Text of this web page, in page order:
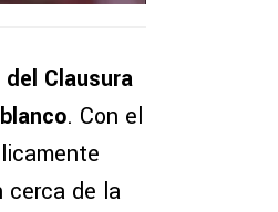
Clausura
. Con el
cerca de la